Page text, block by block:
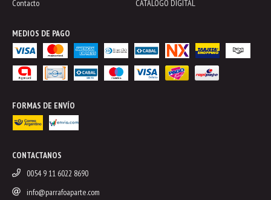
Contacto CATÁLOGO DIGITAL
MEDIOS DE PAGO
FORMAS DE ENVÍO
CONTACTANOS
0054 9 11 6022 8690
info@parrafoaparte.com